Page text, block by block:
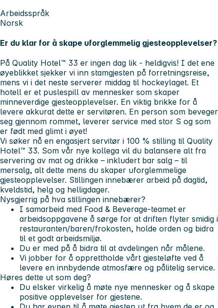
Arbeidsspråk
Norsk
Er du klar for å skape uforglemmelig gjesteopplevelser?
På Quality Hotel™ 33 er ingen dag lik - heldigvis! I det ene
øyeblikket sjekker vi inn stamgjesten på forretningsreise,
mens vi i det neste serverer middag til hockeylaget. Et
hotell er et puslespill av mennesker som skaper
minneverdige gjesteopplevelser. En viktig brikke for å
levere akkurat dette er servitøren. En person som beveger
seg gjennom rommet, leverer service med stor S og som
er født med glimt i øyet!
Vi søker nå en engasjert servitør i 100 % stilling til Quality
Hotel™ 33. Som vår nye kollega vil du balansere alt fra
servering av mat og drikke – inkludert bar salg – til
mersalg, alt dette mens du skaper uforglemmelige
gjesteopplevelser. Stillingen innebærer arbeid på dagtid,
kveldstid, helg og helligdager.
Nysgjerrig på hva stillingen innebærer?
I samarbeid med Food & Beverage-teamet er
arbeidsoppgavene å sørge for at driften flyter smidig i
restauranten/baren/frokosten, holde orden og bidra
til et godt arbeidsmiljø.
Du er med på å bidra til at avdelingen når målene.
Vi jobber for å opprettholde vårt gjesteløfte ved å
levere en innbydende atmosfære og pålitelig service.
Høres dette ut som deg?
Du elsker virkelig å møte nye mennesker og å skape
positive opplevelser for gjestene.